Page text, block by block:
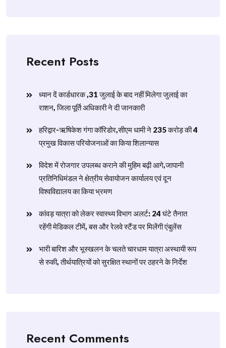
Recent Posts
ध्यान दें कार्डधारक ,31 जुलाई के बाद नहीं मिलेगा जुलाई का
राशन, जिला पूर्ति अधिकारी ने दी जानकारी
हरिद्वार-ऋषिकेश गंगा कॉरिडोर,सीएम धामी ने 235 करोड़ की 4
प्रमुख विकास परियोजनाओं का किया शिलान्यास
विदेश में रोजगार उपलब्ध कराने की मुहिम बढ़ी आगे,जापानी
प्रतिनिधिमंडल ने क्षेत्रीय सेवायोजन कार्यालय एवं दून
विश्वविद्यालय का किया भ्रमण
​कांवड़ यात्रा को लेकर स्वास्थ्य विभाग अलर्ट: 24 घंटे तैनात
रहेंगी मेडिकल टीमें, बस और रेलवे स्टैंड पर मिलेंगी एंबुलेंस
​भारी बारिश और भूस्खलन के चलते चारधाम यात्रा अस्थायी रूप
से रुकी, तीर्थयात्रियों को सुरक्षित स्थानों पर ठहरने के निर्देश
Recent Comments